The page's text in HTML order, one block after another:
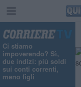
Ci stiamo
impoverendo? Sì,
due indizi: più soldi
sui conti correnti,
meno figli